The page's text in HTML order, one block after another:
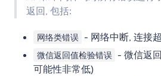
返回, 包括:
网络类错误 - 网络中断, 连接
微信返回值检验错误 - 微信返
可能性非常低)